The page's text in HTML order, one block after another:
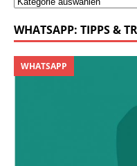
WHATSAPP: TIPPS &
WHATSAPP